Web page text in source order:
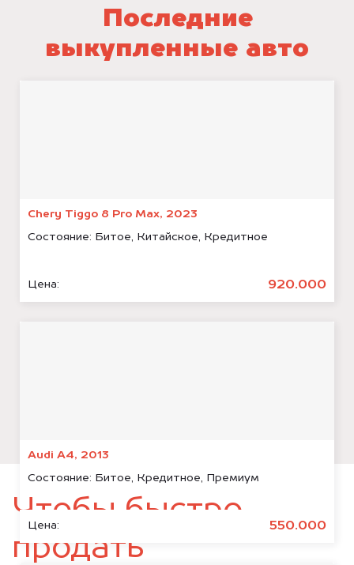
Последние
выкупленные авто
Chery Tiggo 8 Pro Max, 2023
Состояние: Битое, Китайское, Кредитное
Цена: 920.000
Audi A4, 2013
Состояние: Битое, Кредитное, Премиум
Цена: 550.000
Чтобы быстро
продать